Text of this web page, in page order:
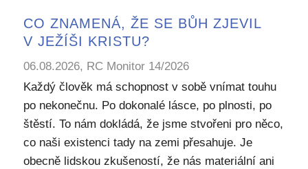
CO ZNAMENÁ, ŽE SE BŮH ZJEVIL
V JEŽÍŠI KRISTU?
06.08.2026, RC Monitor 14/2026
Každý člověk má schopnost v sobě vnímat touhu
po nekonečnu. Po dokonalé lásce, po plnosti, po
štěstí. To nám dokládá, že jsme stvořeni pro něco,
co naši existenci tady na zemi přesahuje. Je
obecně lidskou zkušeností, že nás materiální ani